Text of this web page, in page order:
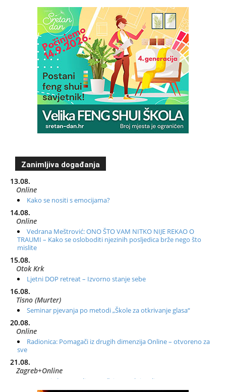
Zanimljiva događanja
13.08.
Online
Kako se nositi s emocijama?
14.08.
Online
Vedrana Meštrović: ONO ŠTO VAM NITKO NIJE REKAO O
TRAUMI – Kako se osloboditi njezinih posljedica brže nego što
mislite
15.08.
Otok Krk
Ljetni DOP retreat – Izvorno stanje sebe
16.08.
Tisno (Murter)
Seminar pjevanja po metodi „Škole za otkrivanje glasa“
20.08.
Online
Radionica: Pomagači iz drugih dimenzija Online – otvoreno za
sve
21.08.
Zagreb+Online
Osnovni ThetaHealing® tečaj, Zagreb i Online